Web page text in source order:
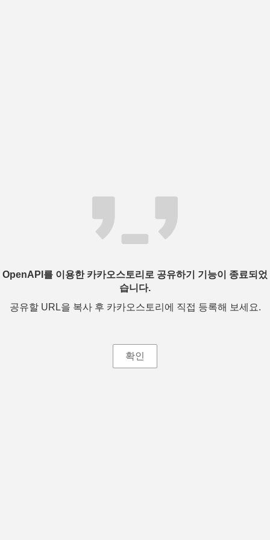
OpenAPI를 이용한 카카오스토리로 공유하기 기능이 종료되었
습니다.
공유할 URL을 복사 후 카카오스토리에 직접 등록해 보세요.
확인